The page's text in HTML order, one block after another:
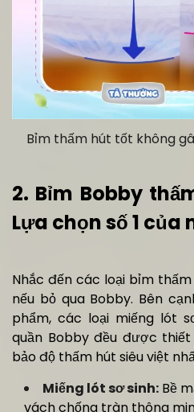
Bỉm thấm hút tốt không
2. Bỉm Bobby
Lựa chọn số 1 của
Nhắc đến các loại bỉm
nếu bỏ qua Bobby. Bên
phẩm, các loại miếng lót
quần Bobby đều được
bảo độ thấm hút siêu việt
Miếng lót sơ sinh: Bề
vách chống tràn thông